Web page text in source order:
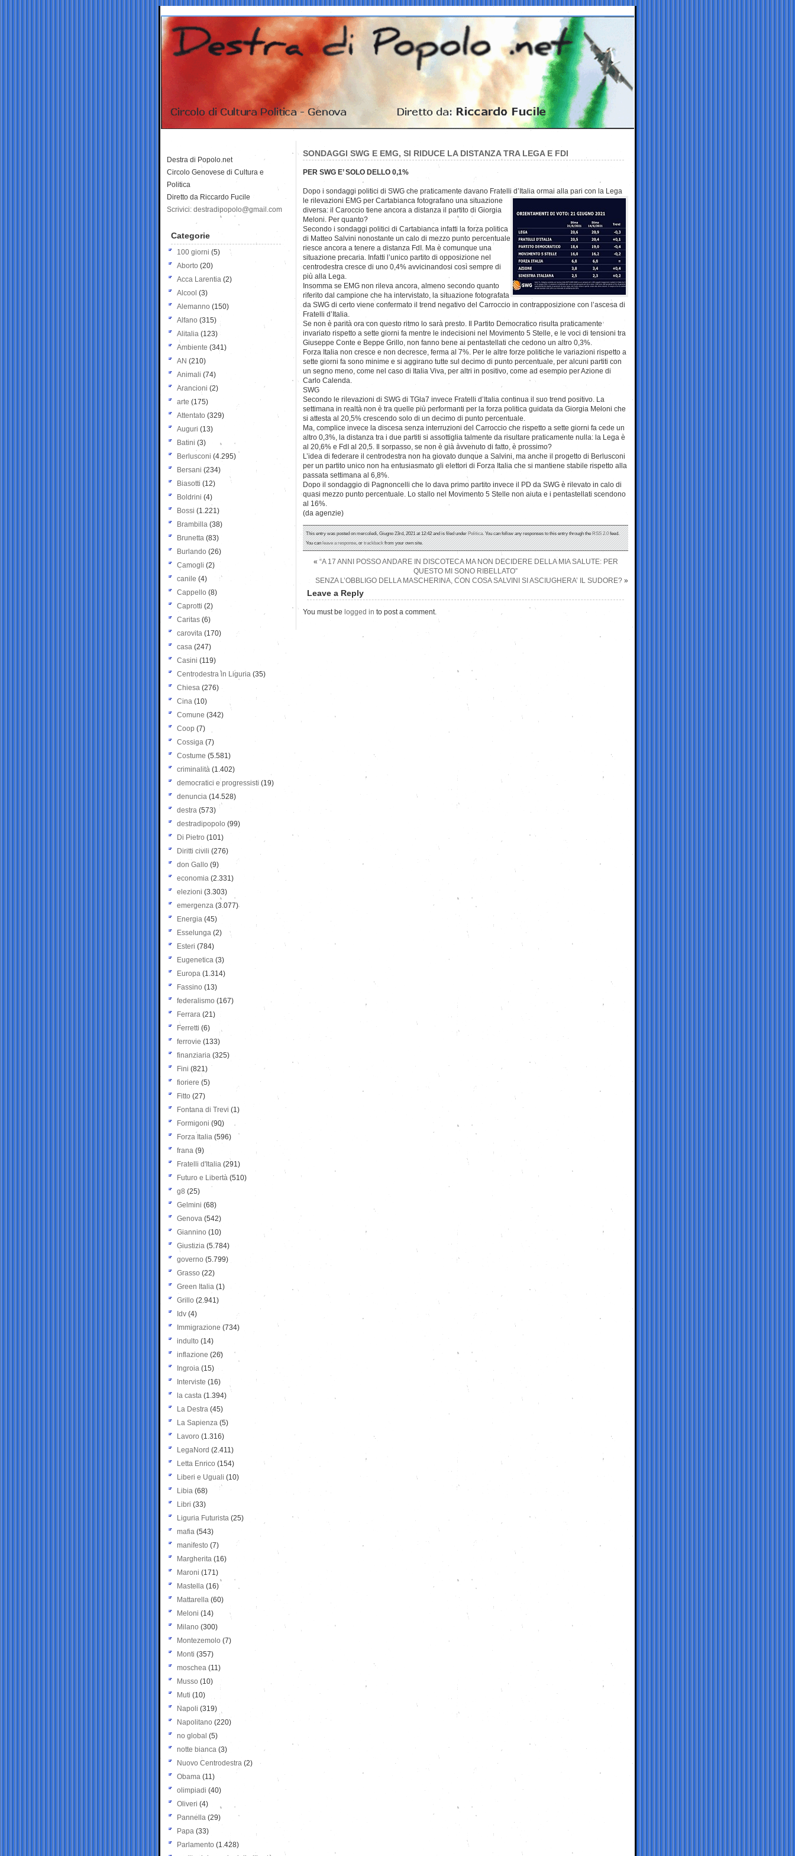
SONDAGGI SWG E EMG, SI RIDUCE LA DISTANZA TRA LEGA E FDI
PER SWG E’ SOLO DELLO 0,1%
Dopo i sondaggi politici di SWG che praticamente davano Fratelli d’Italia ormai alla pari con la Lega
le rilevazioni EMG per Cartabianca fotografano una situazione
diversa: il Caroccio tiene ancora a distanza il partito di Giorgia
Meloni. Per quanto?
Secondo i sondaggi politici di Cartabianca infatti la forza politica
di Matteo Salvini nonostante un calo di mezzo punto percentuale
riesce ancora a tenere a distanza FdI. Ma è comunque una
situazione precaria. Infatti l’unico partito di opposizione nel
centrodestra cresce di uno 0,4% avvicinandosi così sempre di
più alla Lega.
Insomma se EMG non rileva ancora, almeno secondo quanto
riferito dal campione che ha intervistato, la situazione fotografata
da SWG di certo viene confermato il trend negativo del Carroccio in contrapposizione con l’ascesa di
Fratelli d’Italia.
Se non è parità ora con questo ritmo lo sarà presto. Il Partito Democratico risulta praticamente
invariato rispetto a sette giorni fa mentre le indecisioni nel Movimento 5 Stelle, e le voci di tensioni tra
Giuseppe Conte e Beppe Grillo, non fanno bene ai pentastellati che cedono un altro 0,3%.
Forza Italia non cresce e non decresce, ferma al 7%. Per le altre forze politiche le variazioni rispetto a
sette giorni fa sono minime e si aggirano tutte sul decimo di punto percentuale, per alcuni partiti con
un segno meno, come nel caso di Italia Viva, per altri in positivo, come ad esempio per Azione di
Carlo Calenda.
SWG
Secondo le rilevazioni di SWG di TGla7 invece Fratelli d’Italia continua il suo trend positivo. La
settimana in realtà non è tra quelle più performanti per la forza politica guidata da Giorgia Meloni che
si attesta al 20,5% crescendo solo di un decimo di punto percentuale.
Ma, complice invece la discesa senza interruzioni del Carroccio che rispetto a sette giorni fa cede un
altro 0,3%, la distanza tra i due partiti si assottiglia talmente da risultare praticamente nulla: la Lega è
al 20,6% e FdI al 20,5. Il sorpasso, se non è già avvenuto di fatto, è prossimo?
L’idea di federare il centrodestra non ha giovato dunque a Salvini, ma anche il progetto di Berlusconi
per un partito unico non ha entusiasmato gli elettori di Forza Italia che si mantiene stabile rispetto alla
passata settimana al 6,8%.
Dopo il sondaggio di Pagnoncelli che lo dava primo partito invece il PD da SWG è rilevato in calo di
quasi mezzo punto percentuale. Lo stallo nel Movimento 5 Stelle non aiuta e i pentastellati scendono
al 16%.
(da agenzie)
This entry was posted on mercoledì, Giugno 23rd, 2021 at 12:42 and is filed underPolitica. You can follow any responses to this entry through theRSS 2.0feed.
You canleave a response, ortrackbackfrom your own site.
« “A 17 ANNI POSSO ANDARE IN DISCOTECA MA NON DECIDERE DELLA MIA SALUTE: PER
QUESTO MI SONO RIBELLATO”
SENZA L’OBBLIGO DELLA MASCHERINA, CON COSA SALVINI SI ASCIUGHERA’ IL SUDORE? »
Leave a Reply
You must be logged in to post a comment.
Destra di Popolo.net
Circolo Genovese di Cultura e
Politica
Diretto da Riccardo Fucile
Scrivici: destradipopolo@gmail.com
Categorie
100 giorni (5)
Aborto (20)
Acca Larentia (2)
Alcool (3)
Alemanno (150)
Alfano (315)
Alitalia (123)
Ambiente (341)
AN (210)
Animali (74)
Arancioni (2)
arte (175)
Attentato (329)
Auguri (13)
Batini (3)
Berlusconi (4.295)
Bersani (234)
Biasotti (12)
Boldrini (4)
Bossi (1.221)
Brambilla (38)
Brunetta (83)
Burlando (26)
Camogli (2)
canile (4)
Cappello (8)
Caprotti (2)
Caritas (6)
carovita (170)
casa (247)
Casini (119)
Centrodestra in Liguria (35)
Chiesa (276)
Cina (10)
Comune (342)
Coop (7)
Cossiga (7)
Costume (5.581)
criminalità (1.402)
democratici e progressisti (19)
denuncia (14.528)
destra (573)
destradipopolo (99)
Di Pietro (101)
Diritti civili (276)
don Gallo (9)
economia (2.331)
elezioni (3.303)
emergenza (3.077)
Energia (45)
Esselunga (2)
Esteri (784)
Eugenetica (3)
Europa (1.314)
Fassino (13)
federalismo (167)
Ferrara (21)
Ferretti (6)
ferrovie (133)
finanziaria (325)
Fini (821)
fioriere (5)
Fitto (27)
Fontana di Trevi (1)
Formigoni (90)
Forza Italia (596)
frana (9)
Fratelli d'Italia (291)
Futuro e Libertà (510)
g8 (25)
Gelmini (68)
Genova (542)
Giannino (10)
Giustizia (5.784)
governo (5.799)
Grasso (22)
Green Italia (1)
Grillo (2.941)
Idv (4)
Immigrazione (734)
indulto (14)
inflazione (26)
Ingroia (15)
Interviste (16)
la casta (1.394)
La Destra (45)
La Sapienza (5)
Lavoro (1.316)
LegaNord (2.411)
Letta Enrico (154)
Liberi e Uguali (10)
Libia (68)
Libri (33)
Liguria Futurista (25)
mafia (543)
manifesto (7)
Margherita (16)
Maroni (171)
Mastella (16)
Mattarella (60)
Meloni (14)
Milano (300)
Montezemolo (7)
Monti (357)
moschea (11)
Musso (10)
Muti (10)
Napoli (319)
Napolitano (220)
no global (5)
notte bianca (3)
Nuovo Centrodestra (2)
Obama (11)
olimpiadi (40)
Oliveri (4)
Pannella (29)
Papa (33)
Parlamento (1.428)